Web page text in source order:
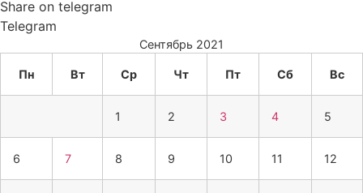
Share on telegram
Telegram
Сентябрь 2021
Пн Вт Ср Чт Пт Сб Вс
1 2 3 4 5
6 7 8 9 10 11 12